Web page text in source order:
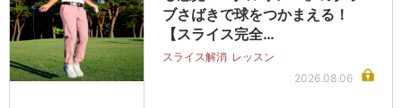
ブさばきで球をつかまえる！
【スライス完全…
スライス解消 レッスン
2026.08.06